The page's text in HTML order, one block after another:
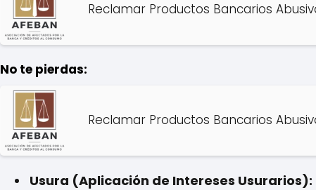
Reclamar Productos Bancarios
No te pierdas:
Reclamar Productos Bancarios
Usura (Aplicación de Intereses Usurarios):